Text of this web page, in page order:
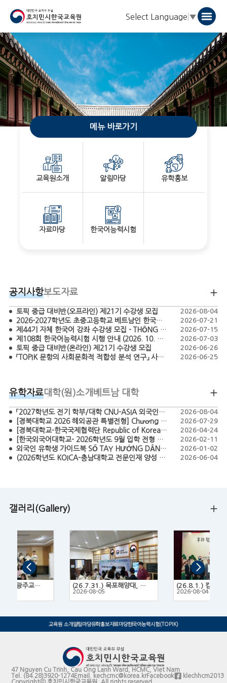
Select Language ▼
메뉴 바로가기
교육원소개 알림마당 유학홍보
자료마당 한국어능력시험
공지사항보도자료
토픽 중급 대비반(오프라인) 제21기 수강생 모집 2026-08-04
2026-2027학년도 초중고등학교 베트남인 한국어 교원 모집 공고 - TUYỂN DỤNG GIÁO VIÊN TIẾNG HÀN BẬC TIỂU HỌC, THCS, THPT NĂM HỌC 2026-2027 2026-07-21
제44기 자체 한국어 강좌 수강생 모집 - THÔNG BÁO CHIÊU SINH HỌC VIÊN LỚP TIẾNG HÀN KHÓA 44 2026-07-15
제108회 한국어능력시험 시행 안내 (2026. 10. 18.) 2026-07-03
토픽 중급 대비반(온라인) 제21기 수강생 모집 2026-06-26
「TOPIK 문항의 사회문화적 적합성 분석 연구」 사업 간접보조사업자 공모 (재공고) 2026-06-25
유학자료대학(원)소개 베트남 대학
「2027학년도 전기 학부/대학 CNU-ASIA 외국인특별전형 모집요강」 TUYỂN SINH CHƯƠNG TRÌNH CNU-ASIA DÀNH CHO SINH VIÊN QUỐC TẾ HỆ ĐẠI HỌC/ CAO HỌC NĂM 2027 2026-08-04
[경북대학교 2026 해외공관 특별전형] Chương trình tuyển sinh đặc biệt năm 2026 của Đại học Quốc gia Kyungpook (Kyungpook National University) 2026-07-29
[경북대학교-한국국제협력단 Republic of Korea Scholarship Program – Master’s in Agriculture 2026] CHƯƠNG TRÌNH HỌC BỔNG KOICA - KNU 2026 2026-04-24
[한국외국어대학교- 2026학년도 9월 입학 전형 모집요강 ]-THÔNG TIN TUYỂN SINH HỌC KỲ THÁNG 9 NĂM 2026-CHƯƠNG TRÌNH TUYỂN SINH ĐẶC BIỆT DÀNH CHO SINH VIÊN QUỐC TẾ 2026-02-11
외국인 유학생 가이드북 SỔ TAY HƯỚNG DẪN DÀNH CHO DU HỌC SINH HÀN QUỐC 2026-01-02
(2026학년도 KOICA-충남대학교 전문인재 양성 프로그램 모집요강) KOICA-CNU NEXT Fellowship 2026 2026-06-04
갤러리(Gallery)
(26.7.14.~16.) 광주교육대학교 한국문화 체험 프로그램 (26.7.31.) 목포해양대, 목포대, 목포과학대 3개 대학 연합 유학박람회
2026-08-05 2026-08-04
교육원 소개 알림마당유학홍보자료마당한국어능력시험(TOPIK)
47 Nguyen Cu Trinh, Cau Ong Lanh Ward, HCMC, Viet Nam
Tel. (84.28)3920-1274Email. kechcmc@korea.krFacebook
klechhcm2013